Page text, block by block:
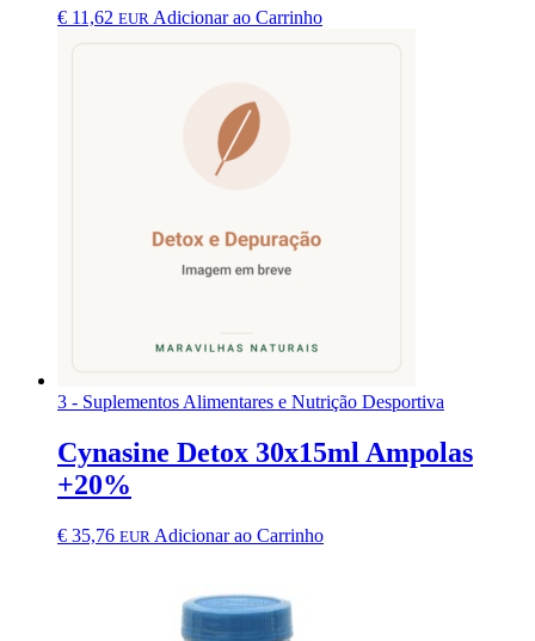
€ 11,62 EUR Adicionar ao Carrinho
3 - Suplementos Alimentares e Nutrição Desportiva
Cynasine Detox 30x15ml Ampolas
+20%
€ 35,76 EUR Adicionar ao Carrinho